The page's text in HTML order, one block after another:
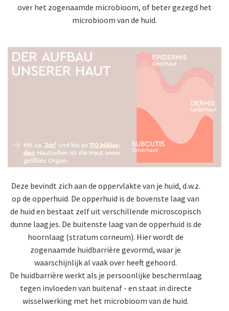
over het zogenaamde microbioom, of beter gezegd het
microbioom van de huid.
Deze bevindt zich aan de oppervlakte van je huid, d.w.z.
op de opperhuid. De opperhuid is de bovenste laag van
de huid en bestaat zelf uit verschillende microscopisch
dunne laagjes. De buitenste laag van de opperhuid is de
hoornlaag (stratum corneum). Hier wordt de
zogenaamde huidbarrière gevormd, waar je
waarschijnlijk al vaak over heeft gehoord.
De huidbarrière werkt als je persoonlijke beschermlaag
tegen invloeden van buitenaf - en staat in directe
wisselwerking met het microbioom van de huid.